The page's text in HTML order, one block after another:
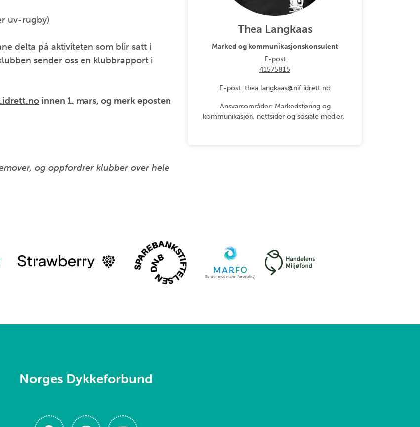
uv-rugby)
delta på aktiviteten som blir satt i
sender oss en klubbrapport i
innen 1. mars, og merk eposten
og oppfordrer klubber over hele
Thea Langkaas
Marked og kommunikasjonskonsulent
E-post
41575815
E-post: thea.langkaas@nif.idrett.no
Ansvarsområder: Markedsføring og
kommunikasjon, nettsider og sosiale medier.
Norges Dykkeforbund